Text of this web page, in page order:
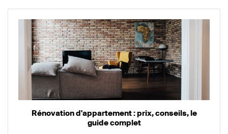
Rénovation d'appartement : prix, conseils, le
guide complet